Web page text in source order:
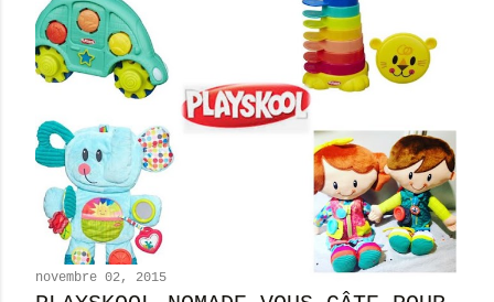
novembre 02, 2015